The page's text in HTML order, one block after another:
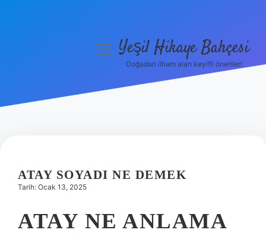
Hakkımızda
menüyüYeşil Hikaye Bahçesi
Doğadan ilham alan keyifli öneriler!
ATAY SOYADI NE DEMEK
Tarih: Ocak 13, 2025
ATAY NE ANLAMA